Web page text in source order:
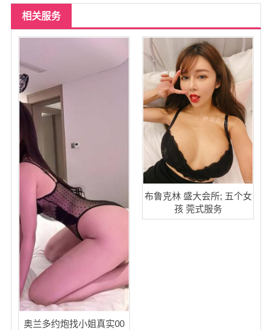
相关服务
奥兰多约炮找小姐真实00
布鲁克林 盛大会所; 五个女
孩 莞式服务